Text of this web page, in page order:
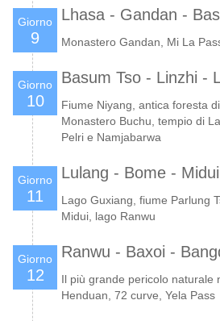
Giorno
9
Lhasa - Gandan -
Monastero Gandan, Mi La
Giorno
10
Basum Tso - Linzhi -
Fiume Niyang, antica foresta
Monastero Buchu, tempio di
Pelri e Namjabarwa
Giorno
11
Lulang - Bome -
Lago Guxiang, fiume Parlung
Midui, lago Ranwu
Giorno
12
Ranwu - Baxoi -
Il più grande pericolo naturale
Henduan, 72 curve, Yela Pass